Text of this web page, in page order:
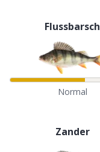
Flussbarsch
Normal
Zander